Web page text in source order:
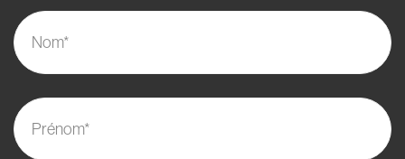
Nom*
Prénom*